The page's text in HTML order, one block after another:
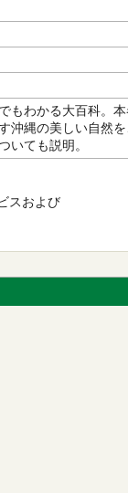
もわかる大百科。
沖縄の美しい自然
いても説明。
スおよび